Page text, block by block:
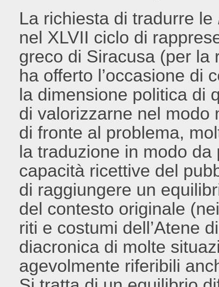
La richiesta di tradurre le
nel XLVII ciclo di
greco di Siracusa (per la
ha offerto l’occasione di
la dimensione politica di
di valorizzarne nel modo
di fronte al problema,
la traduzione in modo
capacità ricettive del
di raggiungere un
del contesto originale
riti e costumi dell’Atene
diacronica di molte
agevolmente riferibili